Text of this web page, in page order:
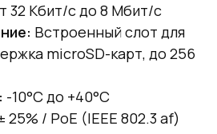
32 Кбит/с до 8 Мбит/с
Встроенный слот для
microSD-карт, до 256
-10°C до +40°C
25% / PoE (IEEE 802.3 af)